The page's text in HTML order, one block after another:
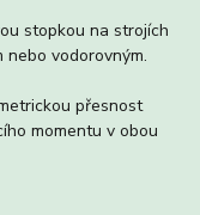
stopkou na strojích
vodorovným.
přesnost
momentu v obou